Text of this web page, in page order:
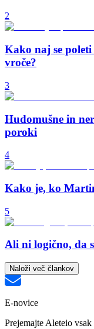
2
Kako naj se poleti
vroče?
3
Hudomušne in
poroki
4
Kako je, ko
5
Ali ni logično, da
Naloži več člankov
E-novice
Prejemajte Aleteio